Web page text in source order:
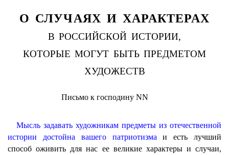
О СЛУЧАЯХ И ХАРАКТЕРАХ
В РОССИЙСКОЙ ИСТОРИИ,
КОТОРЫЕ МОГУТ БЫТЬ ПРЕДМЕТОМ
ХУДОЖЕСТВ
Письмо к господину NN
Мысль задавать художникам предметы из отечественной
истории достойна вашего патриотизма и есть лучший
способ оживить для нас ее великие характеры и случаи,